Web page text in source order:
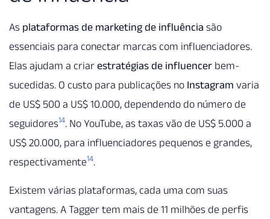
As plataformas de marketing de influência são
essenciais para conectar marcas com influenciadores.
Elas ajudam a criar estratégias de influencer bem-
sucedidas. O custo para publicações no Instagram varia
de US$ 500 a US$ 10.000, dependendo do número de
seguidores14. No YouTube, as taxas vão de US$ 5.000 a
US$ 20.000, para influenciadores pequenos e grandes,
respectivamente14.
Existem várias plataformas, cada uma com suas
vantagens. A Tagger tem mais de 11 milhões de perfis